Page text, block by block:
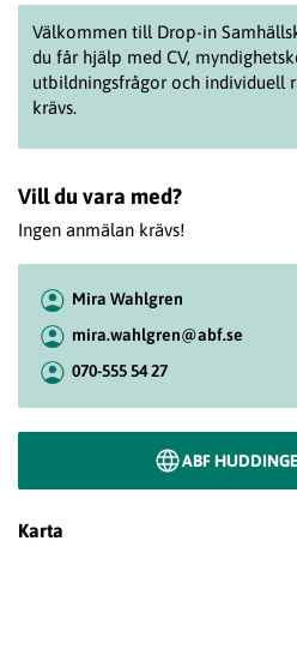
Välkommen till Drop-in
du får hjälp med CV,
utbildningsfrågor och individuell
krävs.
Vill du vara med?
Ingen anmälan krävs!
Mira Wahlgren
mira.wahlgren@abf.se
070-555 54 27
ABF
Karta